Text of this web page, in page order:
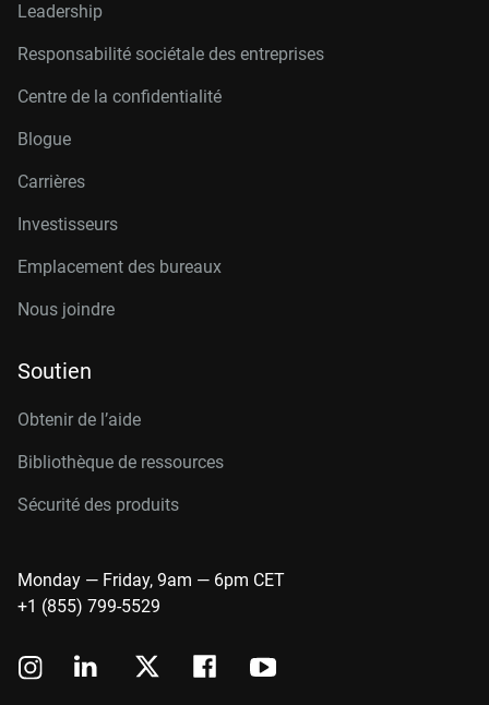
Leadership
Responsabilité sociétale des entreprises
Centre de la confidentialité
Blogue
Carrières
Investisseurs
Emplacement des bureaux
Nous joindre
Soutien
Obtenir de l’aide
Bibliothèque de ressources
Sécurité des produits
Monday — Friday, 9am — 6pm CET
+1 (855) 799-5529